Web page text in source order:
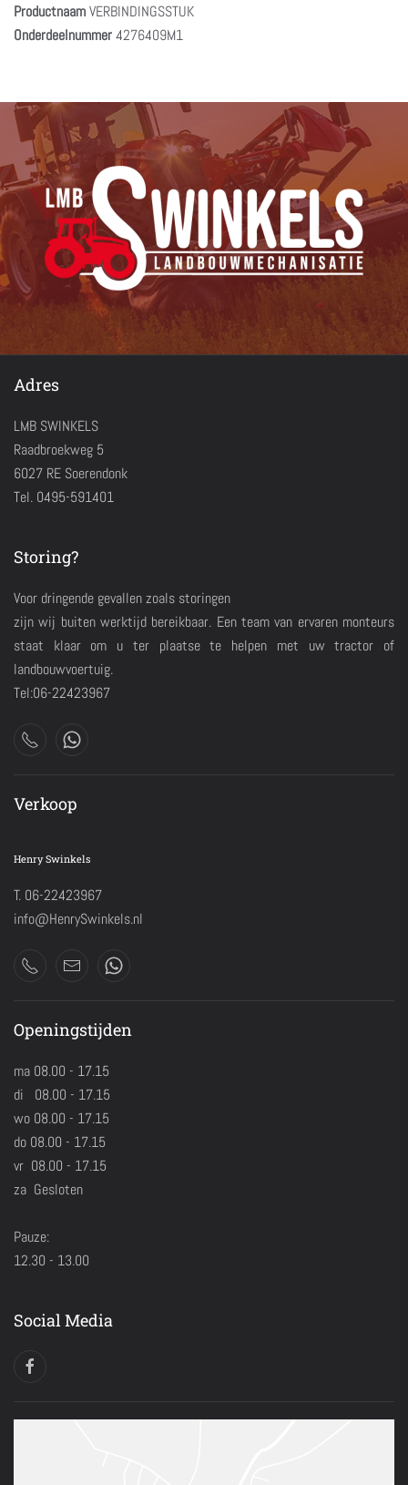
ProductnaamVERBINDINGSSTUK
Onderdeelnummer4276409M1
Adres
LMB SWINKELS
Raadbroekweg 5
6027 RE Soerendonk
Tel. 0495-591401
Storing?
Voor dringende gevallen zoals storingen
zijn wij buiten werktijd bereikbaar. Een team van ervaren monteurs
staat klaar om u ter plaatse te helpen met uw tractor of
landbouwvoertuig.
Tel:06-22423967
Verkoop
Henry Swinkels
T. 06-22423967
info@HenrySwinkels.nl
Openingstijden
ma 08.00 - 17.15
di 08.00 - 17.15
wo 08.00 - 17.15
do 08.00 - 17.15
vr 08.00 - 17.15
za Gesloten
Pauze:
12.30 - 13.00
Social Media